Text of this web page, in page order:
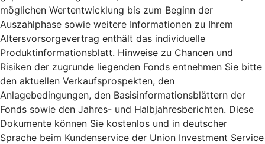
möglichen Wertentwicklung bis zum Beginn der
Auszahlphase sowie weitere Informationen zu Ihrem
Altersvorsorgevertrag enthält das individuelle
Produktinformationsblatt. Hinweise zu Chancen und
Risiken der zugrunde liegenden Fonds entnehmen Sie bitte
den aktuellen Verkaufsprospekten, den
Anlagebedingungen, den Basisinformationsblättern der
Fonds sowie den Jahres- und Halbjahresberichten. Diese
Dokumente können Sie kostenlos und in deutscher
Sprache beim Kundenservice der Union Investment Service